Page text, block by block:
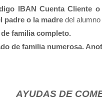
IBAN Cuenta Cliente
padre o la madre del
familia completo.
de familia numerosa.
AYUDAS DE